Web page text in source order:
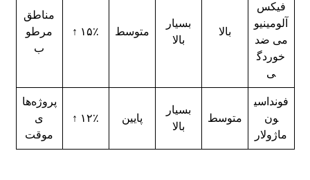
فیکس
آلومینیو
می ضد
خوردگ
ی
بالا
بسیار
بالا
متوسط ۱۵٪ ↑
مناطق
مرطو
ب
فونداسی
ون
ماژولار
متوسط
بسیار
بالا
پایین ۱۲٪ ↑
پروژه‌ها
ی
موقت